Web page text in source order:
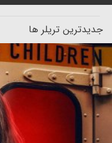
جدیدترین تریلر ها